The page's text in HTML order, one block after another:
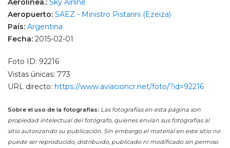
Aerolínea.: Sky Airline
Aeropuerto: SAEZ - Ministro Pistarini (Ezeiza)
País: Argentina
Fecha: 2015-02-01
Foto ID: 92216
Vistas únicas: 773
URL directo: https://www.aviacioncr.net/foto/?id=92216
Sobre el uso de la fotografías: Las fotografías en esta página son
propiedad intelectual del fotógrafo, quienes envían sus fotografías al
sitio autorizando su publicación. Sin embargo el material en este sitio no
puede ser reproducido, distribuido, publicado ni modificado sin permiso